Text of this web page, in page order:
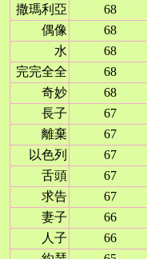
撒瑪利亞
68
偶像
68
水
68
完完全全
68
奇妙
68
長子
67
離棄
67
以色列
67
舌頭
67
求告
67
妻子
66
人子
66